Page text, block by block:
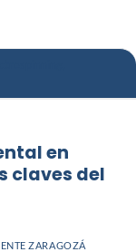
en
claves del
ZARAGOZÁ